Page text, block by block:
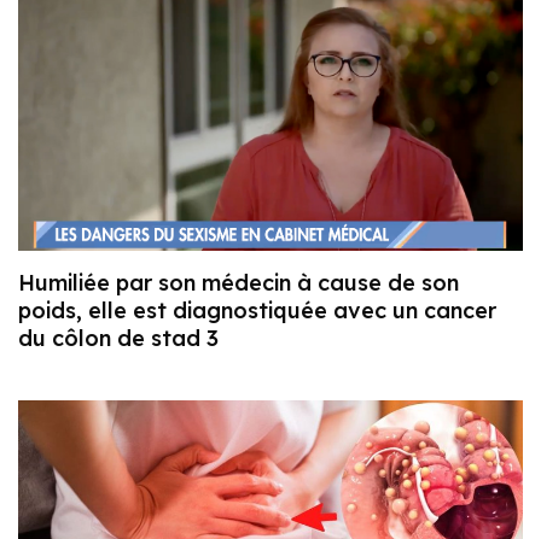
Humiliée par son médecin à cause de son
poids, elle est diagnostiquée avec un cancer
du côlon de stad 3